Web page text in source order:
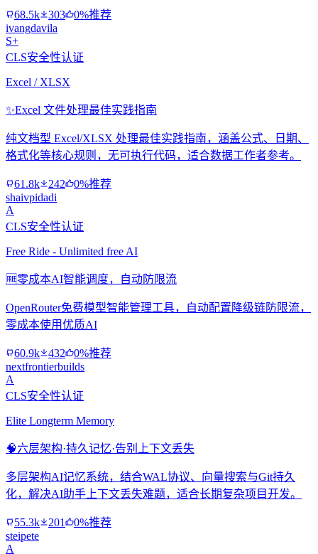
68.5k 303
0%推荐
ivangdavila
S+
CLS安全性认证
Excel / XLSX
✨Excel 文件处理最佳实践指南
纯文档型 Excel/XLSX 处理最佳实践指南，涵盖公式、日期、
格式化等核心规则，无可执行代码，适合数据工作者参考。
61.8k 242
0%推荐
shaivpidadi
A
CLS安全性认证
Free Ride - Unlimited free AI
🆓零成本AI智能调度，自动防限流
OpenRouter免费模型智能管理工具，自动配置降级链防限流，
零成本使用优质AI
60.9k 432
0%推荐
nextfrontierbuilds
A
CLS安全性认证
Elite Longterm Memory
🧠六层架构·持久记忆·告别上下文丢失
多层架构AI记忆系统，结合WAL协议、向量搜索与Git持久
化，解决AI助手上下文丢失难题，适合长期复杂项目开发。
55.3k 201
0%推荐
steipete
A